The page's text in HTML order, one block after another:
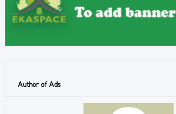
Author of Ads